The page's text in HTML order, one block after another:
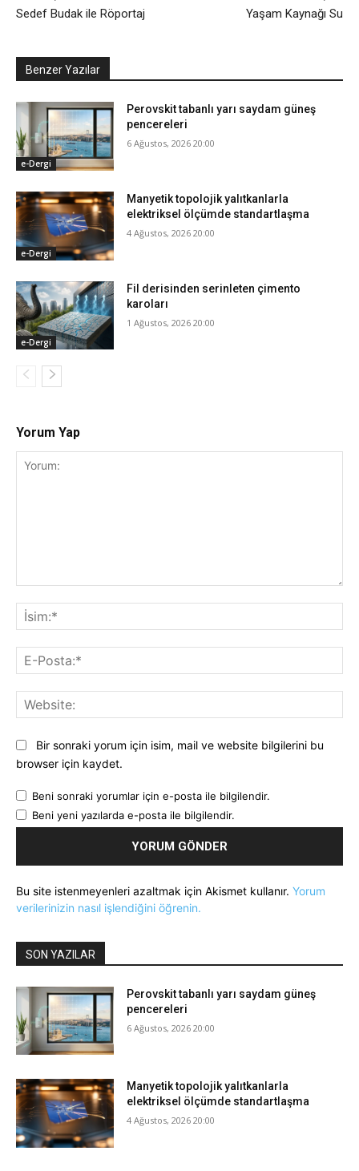
Sedef Budak ile Röportaj Yaşam Kaynağı Su
Benzer Yazılar
e-Dergi
Perovskit tabanlı yarı saydam güneş
pencereleri
6 Ağustos, 2026 20:00
e-Dergi
Manyetik topolojik yalıtkanlarla
elektriksel ölçümde standartlaşma
4 Ağustos, 2026 20:00
e-Dergi
Fil derisinden serinleten çimento
karoları
1 Ağustos, 2026 20:00
Yorum Yap
Bir sonraki yorum için isim, mail ve website bilgilerini bu
browser için kaydet.
Beni sonraki yorumlar için e-posta ile bilgilendir.
Beni yeni yazılarda e-posta ile bilgilendir.
Bu site istenmeyenleri azaltmak için Akismet kullanır. Yorum
verilerinizin nasıl işlendiğini öğrenin.
SON YAZILAR
Perovskit tabanlı yarı saydam güneş
pencereleri
6 Ağustos, 2026 20:00
Manyetik topolojik yalıtkanlarla
elektriksel ölçümde standartlaşma
4 Ağustos, 2026 20:00